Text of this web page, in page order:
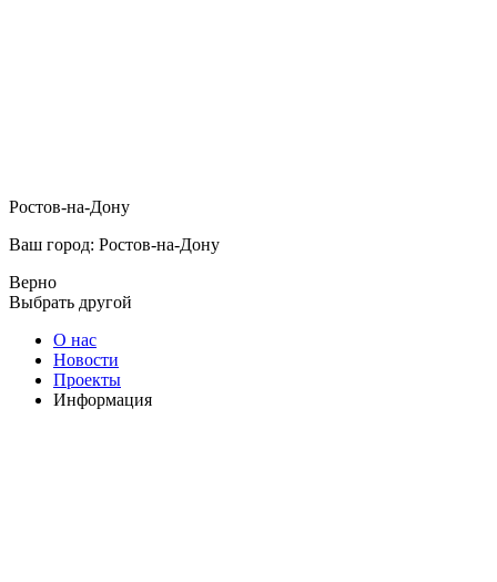
Ростов-на-Дону
Ваш город: Ростов-на-Дону
Верно
Выбрать другой
О нас
Новости
Проекты
Информация